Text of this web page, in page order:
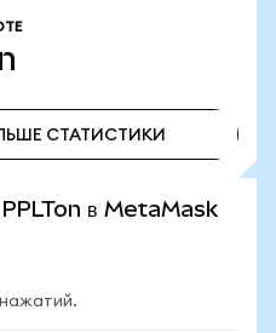
СТАТИСТИКИ
PPLTon в MetaMask